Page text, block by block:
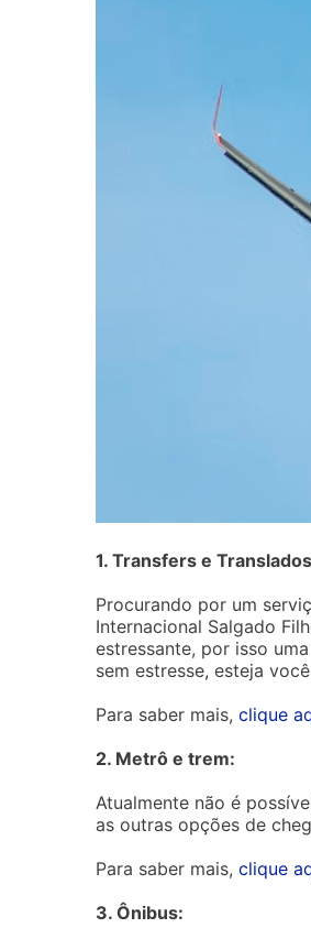
1. Transfers e
Procurando por um
Internacional Salgado
estressante, por isso
sem estresse, esteja
Para saber mais, clique
2. Metrô e trem:
Atualmente não é
as outras opções de
Para saber mais, clique
3. Ônibus: